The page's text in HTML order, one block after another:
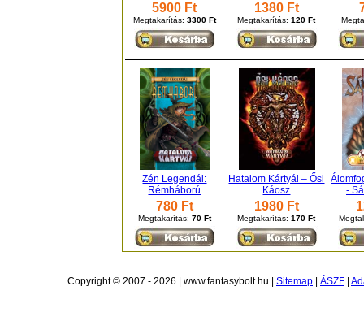
5900 Ft
Megtakarítás: 3300 Ft
1380 Ft
Megtakarítás:120 Ft
Zén Legendái:
Rémháború
Hatalom Kártyái – Ősi
Káosz
-
780 Ft
Megtakarítás: 70 Ft
1980 Ft
Megtakarítás:170 Ft
Copyright © 2007 - 2026 | www.fantasybolt.hu | Sitemap ÁSZF